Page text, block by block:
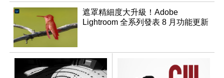
遮罩精細度大升級！Adobe
Lightroom 全系列發表 8 月功能更新